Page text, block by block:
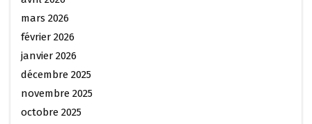
mars 2026
février 2026
janvier 2026
décembre 2025
novembre 2025
octobre 2025